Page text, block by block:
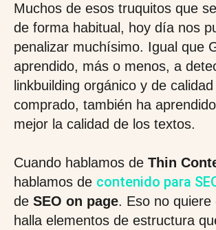
Muchos de esos truquitos que
de forma habitual, hoy día nos
penalizar muchísimo. Igual que
aprendido, más o menos, a
linkbuilding orgánico y de calidad
comprado, también ha
mejor la calidad de los textos.
Cuando hablamos de Thin
hablamos de contenido para
de SEO on page. Eso no quiere
halla elementos de estructura